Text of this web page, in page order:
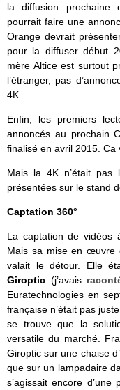
la diffusion prochaine
pourrait faire une
Orange devrait
pour la diffuser début
mère Altice est surtout
l’étranger, pas
4K.
Enfin, les premiers
annoncés au prochain
finalisé en avril 2015. Ca
Mais la 4K n’était pas
présentées sur le stand
Captation 360°
La captation de vidéos
Mais sa mise en œuvre
valait le détour. Elle
Giroptic (j’avais
Euratechnologies en
française n’était pas
se trouve que la
versatile du marché.
Giroptic sur une chaise
que sur un lampadaire
s’agissait encore